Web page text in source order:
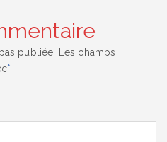
publiée.
Les champs
*